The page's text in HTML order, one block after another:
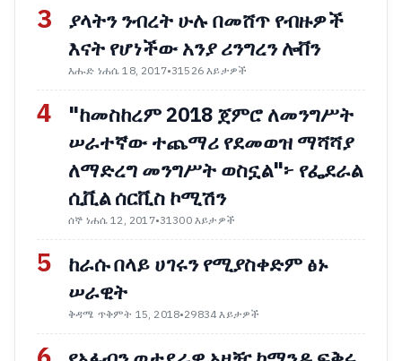
3
ያላትን ንብረት ሁሉ በመሸጥ የብዙዎች
እናት የሆነችው አንያ ሪንግረን ሎቨን
እሑድ ነሐሴ 18, 2017•31526 እይታዎች
4
"ከመስከረም 2018 ጀምሮ ለመንግሥት
ሠራተኛው ተጨማሪ የደመወዝ ማሻሻያ
ለማድረግ መንግሥት ወስኗል"፦ የፌደራል
ሲቪል ሰርቪስ ኮሚሽን
ሰኞ ነሐሴ 12, 2017•31300 እይታዎች
5
ከራሱ በላይ ሀገሩን የሚያስቀድም ፅኑ
ሠራዊት
ቅዳሜ ጥቅምት 15, 2018•29834 እይታዎች